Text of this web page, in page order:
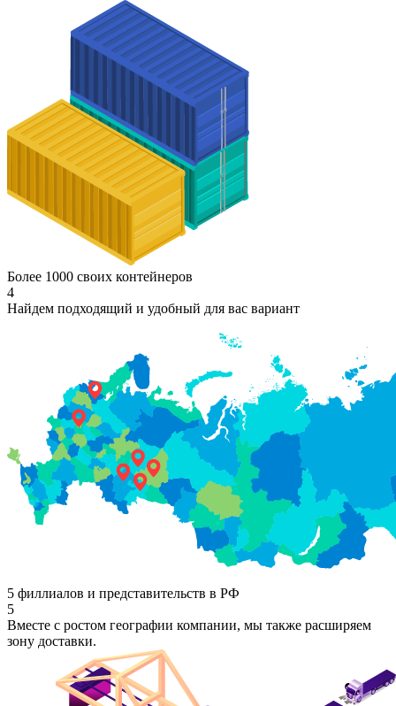
Более 1000 своих контейнеров
4
Найдем подходящий и удобный для вас вариант
5 филлиалов и представительств в РФ
5
Вместе с ростом географии компании, мы также расширяем
зону доставки.